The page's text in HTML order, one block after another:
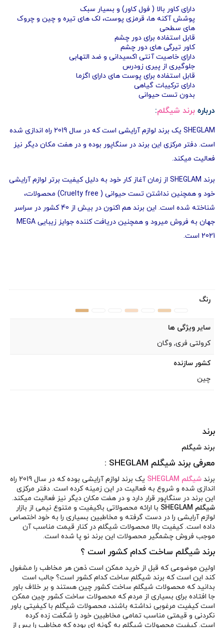
دارای کاور بالا ( فول کاور) و بسیار سبک
پوشش آکنه ها، قرمزی پوست، لک های تیره و چین و چروک
های سطحی
قابل استفاده برای دور چشم
کاور تیرگی های دور چشم
دارای خاصیت آنتی اکسیدانی و ضد التهابی
جلوگیری از پیری زودرس
قابل استفاده برای پوست های دارای اگزما
دارای ترکیبات گیاهی
بدون تست حیوانی
درباره برند شیگلم:
SHEGLAM
یک برند لوازم آرایشی است که در سال 2019 راه اندازی شده
است. دفتر مرکزی این برند در سنگاپور بوده و در هفت مکان دیگر نیز
فعالیت میکند.
برند SHEGLAM از زمان آغاز کار خود به دلیل کیفیت برتر لوازم آرایشی
خود و همچنین نداشتن تست حیوانی ( Cruelty free) محصولات،
شناخته شده است. این برند هم اکنون در بیش از 40 کشور در سراسر
جهان به فروش میرود و همچنین دریافت کننده جوایز زیبایی MEGA
2021 است.
رنگ
سایر ویژگی ها
کرولتی فری, وگان
کشور سازنده
چین
برند
برند شیگلم
معرفی برند شیگلم SHEGLAM :
برند شیگلم SHEGLAM
یک برند لوازم آرایشی بوده که در سال 2019 راه
اندازی شده و شروع به فعالیت در این زمینه کرده است. دفتر مرکزی
این برند در سنگاپور قرار دارد و در هفت مکان دیگر نیز فعالیت میکند.
شیگلم SHEGLAM
با ارائه محصولاتی باکیفیت و متنوع نیمی از بازار
لوازم آرایشی را در دست گرفته و مخاطبین بسیاری را به خود اختصاص
داده است. کیفیت بالا محصولات شیگلم در کنار قیمت مناسب آن
موجب فروش چشمگیر محصولات این برند نو پا شده است.
برند شیگلم ساخت کدام کشور است ؟
اولین موضوعی که قبل از خرید ممکن است ذهن هر مخاطب را مشغول
کند این است که برند شیگلم ساخت کدام کشور است؟ جالب است
بدانید که محصولات شیگلم ساخت کشور چین هستند و بر خلاف باور
جا افتاده برای بسیاری از مردم که محصولات ساخت کشور چین ممکن
است کیفیت مرغوبی نداشته باشند، محصولات شیگلم با کیفیتی باور
نکردنی و قیمتی مناسب تمامی مخاطبین خود را شگفت زده کرده
است. کیفیت محصولات شیگلم به گونه ای بوده که مخاطب را پس از